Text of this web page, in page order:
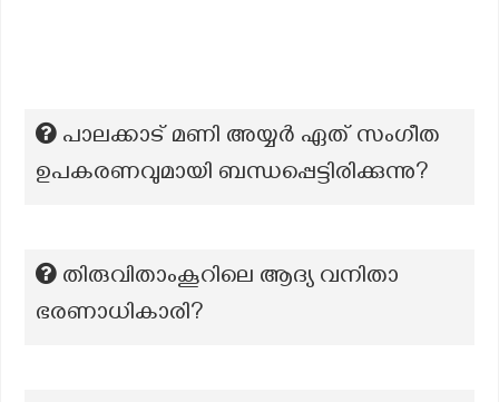
പാലക്കാട് മണി അയ്യർ ഏത് സംഗീത
ഉപകരണവുമായി ബന്ധപ്പെട്ടിരിക്കുന്നു?
തിരുവിതാംകൂറിലെ ആദ്യ വനിതാ
ഭരണാധികാരി?